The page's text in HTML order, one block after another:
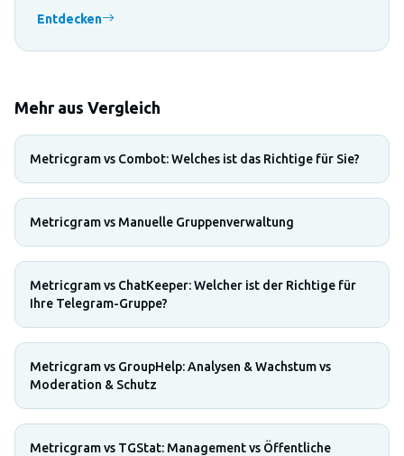
Entdecken
Mehr aus Vergleich
Metricgram vs Combot: Welches ist das Richtige für Sie?
Metricgram vs Manuelle Gruppenverwaltung
Metricgram vs ChatKeeper: Welcher ist der Richtige für
Ihre Telegram-Gruppe?
Metricgram vs GroupHelp: Analysen & Wachstum vs
Moderation & Schutz
Metricgram vs TGStat: Management vs Öffentliche